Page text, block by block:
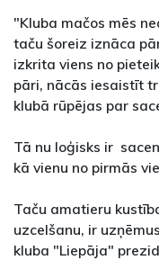
"Kluba mačos mēs
taču šoreiz iznāca
izkrita viens no
pāri, nācās iesaistīt
klubā rūpējas par
Tā nu loģisks ir
kā vienu no pirmās
Taču amatieru
uzcelšanu, ir
kluba "Liepāja"